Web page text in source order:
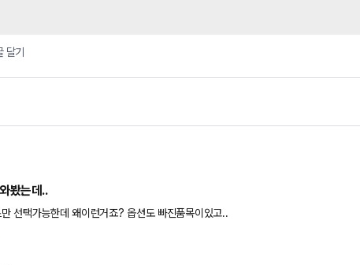
달기
봤는데..
선택가능한데 왜이런거죠? 옵션도 빠진품목이있고..